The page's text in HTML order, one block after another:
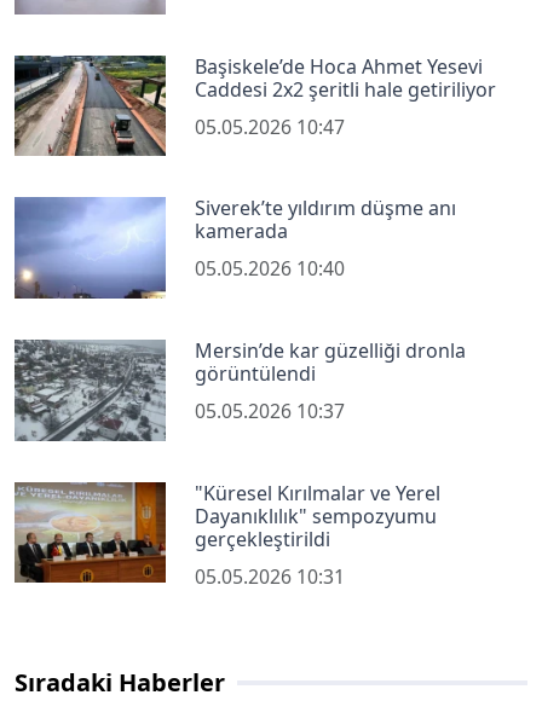
Başiskele’de Hoca Ahmet Yesevi
Caddesi 2x2 şeritli hale getiriliyor
05.05.2026 10:47
Siverek’te yıldırım düşme anı
kamerada
05.05.2026 10:40
Mersin’de kar güzelliği dronla
görüntülendi
05.05.2026 10:37
"Küresel Kırılmalar ve Yerel
Dayanıklılık" sempozyumu
gerçekleştirildi
05.05.2026 10:31
Sıradaki Haberler